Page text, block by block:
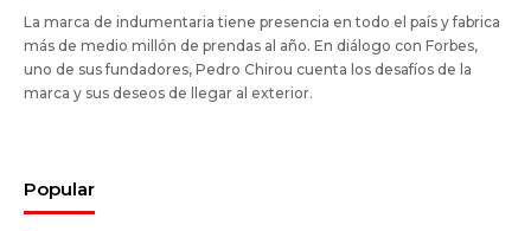
La marca de indumentaria tiene presencia en todo el país y fabrica
más de medio millón de prendas al año. En diálogo con Forbes,
uno de sus fundadores, Pedro Chirou cuenta los desafíos de la
marca y sus deseos de llegar al exterior.
Popular